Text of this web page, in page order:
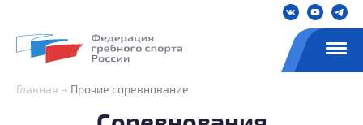
Главная Прочие соревнование